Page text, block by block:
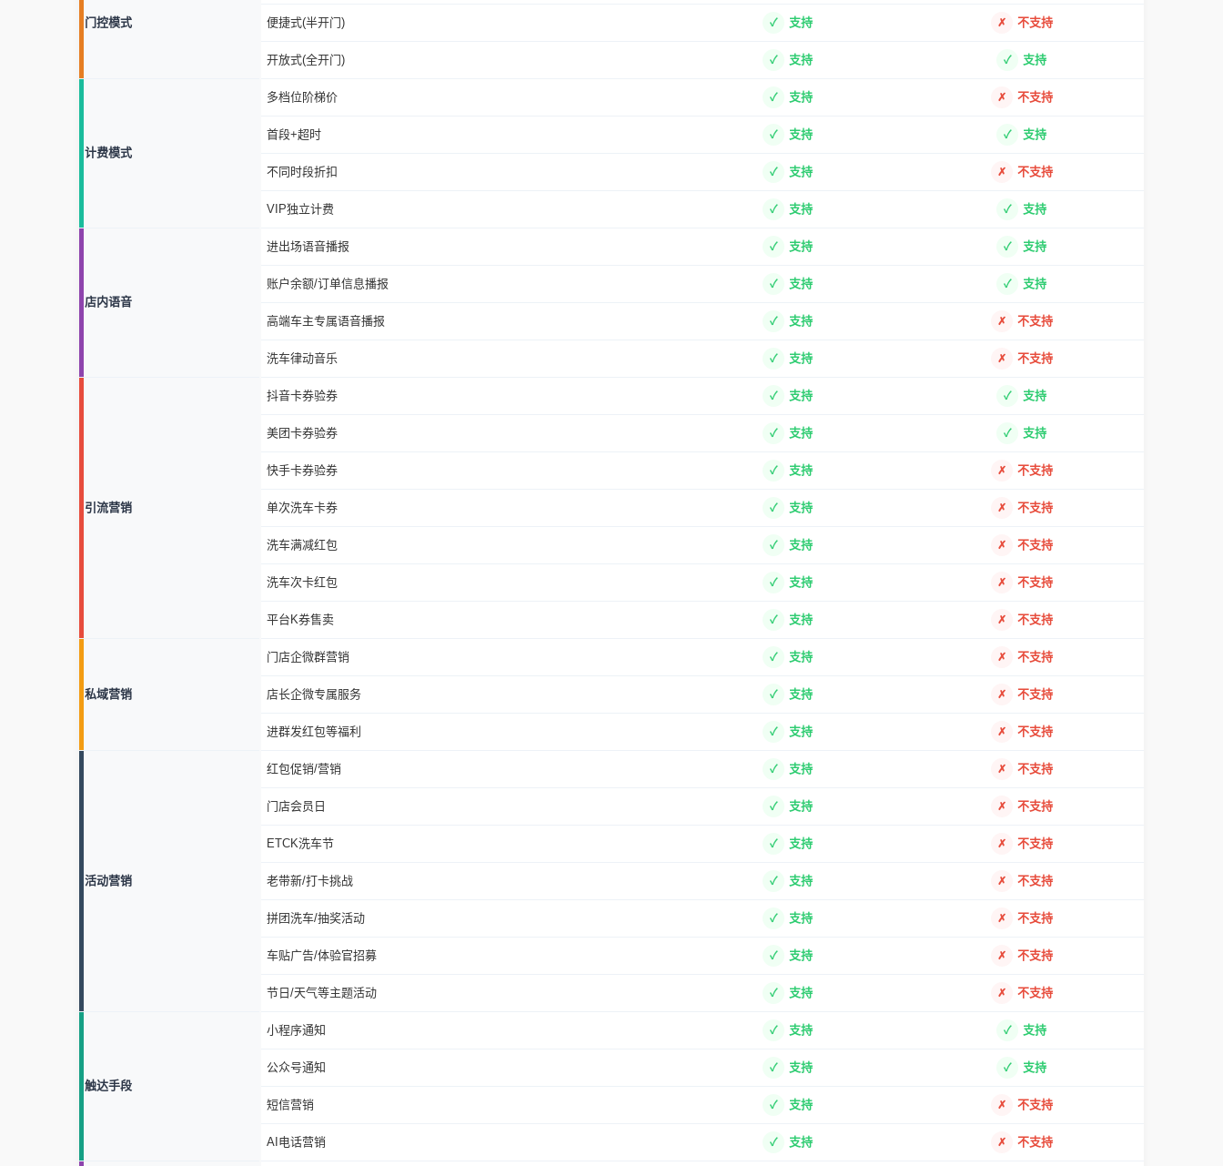
门控模式 便捷式(半开门) 支持 不支持
开放式(全开门) 支持 支持
计费模式
多档位阶梯价 支持 不支持
首段+超时 支持 支持
不同时段折扣 支持 不支持
VIP独立计费 支持 支持
店内语音
进出场语音播报 支持 支持
账户余额/订单信息播报 支持 支持
高端车主专属语音播报 支持 不支持
洗车律动音乐 支持 不支持
引流营销
抖音卡券验券 支持 支持
美团卡券验券 支持 支持
快手卡券验券 支持 不支持
单次洗车卡券 支持 不支持
洗车满减红包 支持 不支持
洗车次卡红包 支持 不支持
平台K券售卖 支持 不支持
私域营销
门店企微群营销 支持 不支持
店长企微专属服务 支持 不支持
进群发红包等福利 支持 不支持
活动营销
红包促销/营销 支持 不支持
门店会员日 支持 不支持
ETCK洗车节 支持 不支持
老带新/打卡挑战 支持 不支持
拼团洗车/抽奖活动 支持 不支持
车贴广告/体验官招募 支持 不支持
节日/天气等主题活动 支持 不支持
触达手段
小程序通知 支持 支持
公众号通知 支持 支持
短信营销 支持 不支持
AI电话营销 支持 不支持